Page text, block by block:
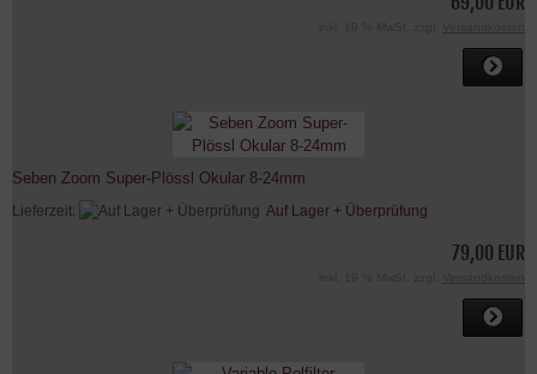
Seben Zoom Super-Plössl Okular 8-24mm
Lieferzeit: Auf Lager + Überprüfung
79,00 EUR